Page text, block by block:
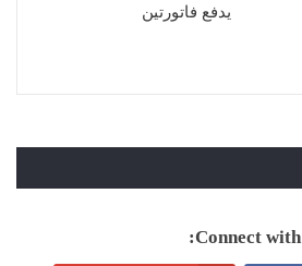
يدفع فاتورتين
Connect with: